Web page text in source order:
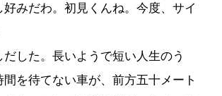
好みだわ。初見くんね。今度、サイ
した。長いようで短い人生のう
を待てない車が、前方五十メート